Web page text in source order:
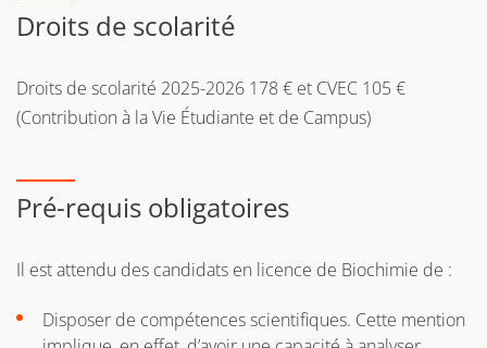
=> Prendre connaissance des différentes étapes et
accéder à l'application E-candidat
Droits de scolarité
Droits de scolarité 2025-2026 178 € et CVEC 105 €
(Contribution à la Vie Étudiante et de Campus)
Pré-requis obligatoires
Il est attendu des candidats en licence de Biochimie de :
Disposer de compétences scientifiques. Cette mention